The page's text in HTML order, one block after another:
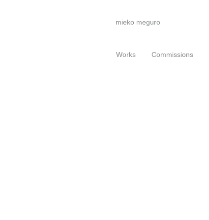
mieko meguro
Works Commissions